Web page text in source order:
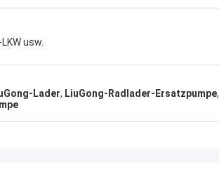
usw.
Lader, LiuGong-Radlader-Ersatzpumpe,